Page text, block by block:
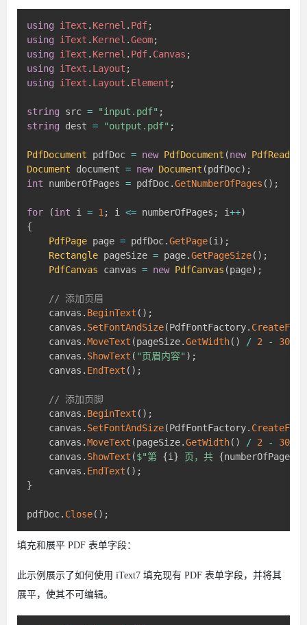
using iText . Kernel . Pdf;
using
iText . Kernel .Geom;
using
iText . Kernel . Pdf. Canvas ;
using
iText . Layout ;
using
iText . Layout . Element ;
string src = "input.pdf" ;
string dest = "output.pdf" ;
PdfDocument pdfDoc = new PdfDocument (new PdfReader
Document document = new Document (pdfDoc) ;
int numberOfPages = pdfDoc.GetNumberOfPages ( ) ;
for (int i = 1 ; i <= numberOfPages ; i++)
{
PdfPage page = pdfDoc.GetPage(i ) ;
Rectangle pageSize = page.GetPageSize( ) ;
PdfCanvas canvas = new PdfCanvas (page) ;
// 添加页眉
    canvas
. BeginText ( ) ;
    canvas
. SetFontAndSize(PdfFontFactory. CreateFont
    canvas
.MoveText (pageSize.GetWidth( ) / 2 - 30
    canvas
. ShowText ( "页眉内容" ) ;
    canvas
. EndText ( ) ;
// 添加页脚
    canvas
. BeginText ( ) ;
    canvas
. SetFontAndSize(PdfFontFactory. CreateFont
    canvas
.MoveText (pageSize.GetWidth( ) / 2 - 30
    canvas
. ShowText ($"第 {i } 页，共 {numberOfPages
    canvas
. EndText ( ) ;
}
pdfDoc. Close( ) ;
填充和展平 PDF 表单字段：
此示例展示了如何使用 iText7 填充现有 PDF 表单字段，并将其
展平，使其不可编辑。​